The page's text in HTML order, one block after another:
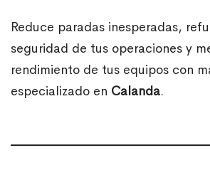
Reduce paradas inesperadas,
seguridad de tus operaciones y
rendimiento de tus equipos con
especializado en Calanda.